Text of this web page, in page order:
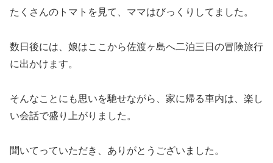
たくさんのトマトを見て、ママはびっくりしてました。
数日後には、娘はここから佐渡ヶ島へ二泊三日の冒険旅行
に出かけます。
そんなことにも思いを馳せながら、家に帰る車内は、楽し
い会話で盛り上がりました。
聞いてっていただき、ありがとうございました。